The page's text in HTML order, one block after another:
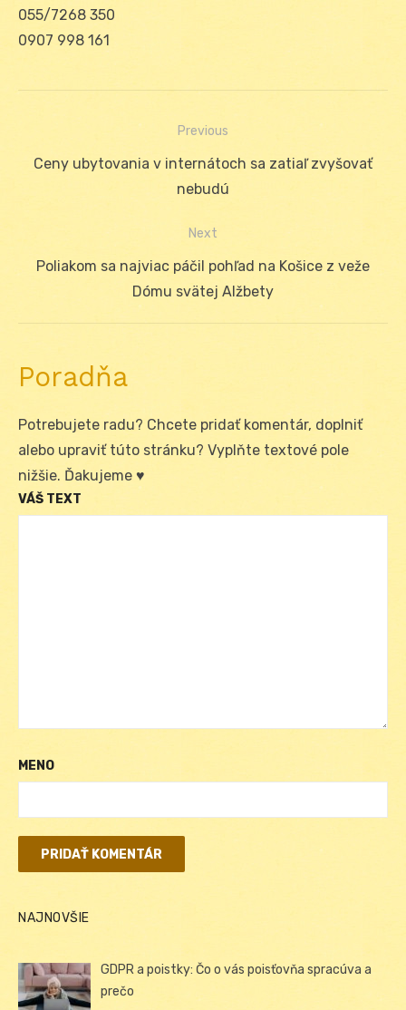
055/7268 350
0907 998 161
Navigácia
Previous
Previous
Ceny ubytovania v internátoch sa zatiaľ zvyšovať
nebudú
Next
Next
Poliakom sa najviac páčil pohľad na Košice z veže
Dómu svätej Alžbety
Poradňa
Potrebujete radu? Chcete pridať komentár, doplniť
alebo upraviť túto stránku? Vyplňte textové pole
nižšie. Ďakujeme ♥
VÁŠ TEXT
MENO
NAJNOVŠIE
GDPR a poistky: Čo o vás poisťovňa spracúva a
prečo